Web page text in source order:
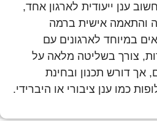
ענן ייעודית לארגון אחד,
והתאמה אישית ברמה
במיוחד לארגונים עם
צורך בשליטה מלאה על
אך דורש תכנון ובחינת
כמו ענן ציבורי או היברידי.